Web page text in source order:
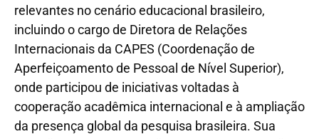
relevantes no cenário educacional brasileiro,
incluindo o cargo de Diretora de Relações
Internacionais da CAPES (Coordenação de
Aperfeiçoamento de Pessoal de Nível Superior),
onde participou de iniciativas voltadas à
cooperação acadêmica internacional e à ampliação
da presença global da pesquisa brasileira. Sua